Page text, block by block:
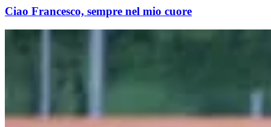
Ciao Francesco, sempre nel mio cuore